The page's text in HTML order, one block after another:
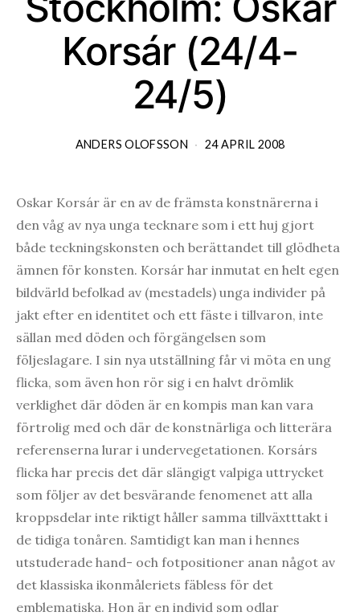
Korsár (24/4-
24/5)
ANDERS OLOFSSON 24 APRIL 2008
Oskar Korsár är en av de främsta konstnärerna i
den våg av nya unga tecknare som i ett huj gjort
både teckningskonsten och berättandet till glödheta
ämnen för konsten. Korsár har inmutat en helt egen
bildvärld befolkad av (mestadels) unga individer på
jakt efter en identitet och ett fäste i tillvaron, inte
sällan med döden och förgängelsen som
följeslagare. I sin nya utställning får vi möta en ung
flicka, som även hon rör sig i en halvt drömlik
verklighet där döden är en kompis man kan vara
förtrolig med och där de konstnärliga och litterära
referenserna lurar i undervegetationen. Korsárs
flicka har precis det där slängigt valpiga uttrycket
som följer av det besvärande fenomenet att alla
kroppsdelar inte riktigt håller samma tillväxtttakt i
de tidiga tonåren. Samtidigt kan man i hennes
utstuderade hand- och fotpositioner anan något av
det klassiska ikonmåleriets fäbless för det
emblematiska. Hon är en individ som odlar